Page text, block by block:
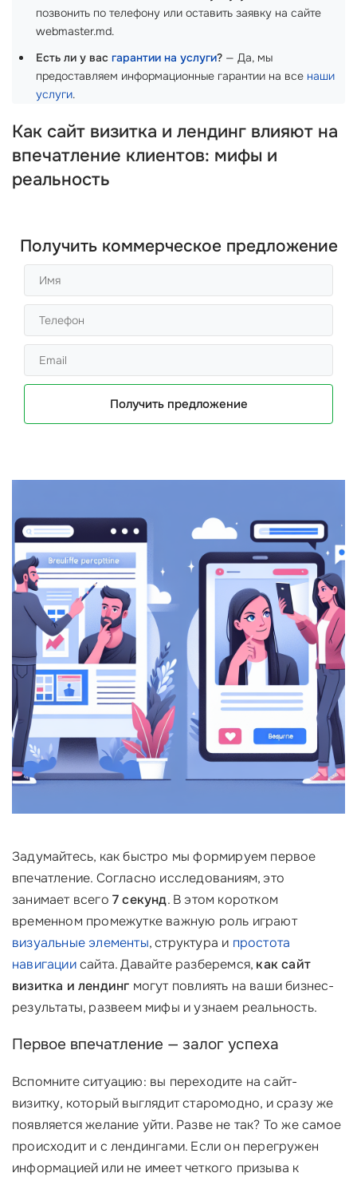
позвонить по телефону или оставить заявку на сайте
webmaster.md.
Есть ли у вас гарантии на услуги? — Да, мы
предоставляем информационные гарантии на все наши
услуги.
Как сайт визитка и лендинг влияют на
впечатление клиентов: мифы и
реальность
Получить коммерческое предложение
Получить предложение
Задумайтесь, как быстро мы формируем первое
впечатление. Согласно исследованиям, это
занимает всего 7 секунд. В этом коротком
временном промежутке важную роль играют
визуальные элементы, структура и простота
навигациисайта. Давайте разберемся, как сайт
визитка и лендинг могут повлиять на ваши бизнес-
результаты, развеем мифы и узнаем реальность.
Первое впечатление — залог успеха
Вспомните ситуацию: вы переходите на сайт-
визитку, который выглядит старомодно, и сразу же
появляется желание уйти. Разве не так? То же самое
происходит и с лендингами. Если он перегружен
информацией или не имеет четкого призыва к